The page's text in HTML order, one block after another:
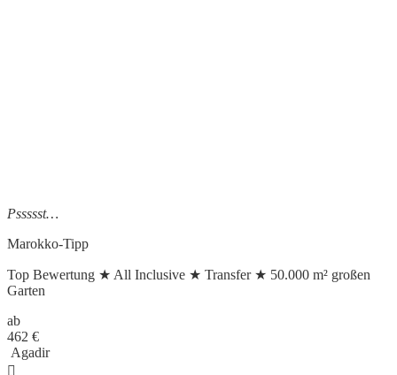
Pssssst…
Marokko-Tipp
Top Bewertung ★ All Inclusive ★ Transfer ★ 50.000 m² großen
Garten
ab
462 €
Agadir